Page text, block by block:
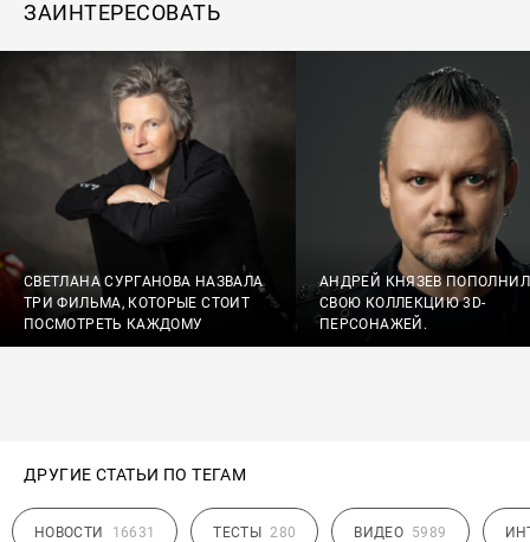
ЗАИНТЕРЕСОВАТЬ
СВЕТЛАНА СУРГАНОВА НАЗВАЛА
ТРИ ФИЛЬМА, КОТОРЫЕ СТОИТ
ПОСМОТРЕТЬ КАЖДОМУ
АНДРЕЙ КНЯЗЕВ ПОПОЛНИЛ
СВОЮ КОЛЛЕКЦИЮ 3D-
ПЕРСОНАЖЕЙ.
ДРУГИЕ СТАТЬИ ПО ТЕГАМ
НОВОСТИ 16631 ТЕСТЫ 280 ВИДЕО 5989